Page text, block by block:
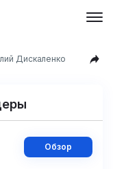
Дискаленко
Обзор